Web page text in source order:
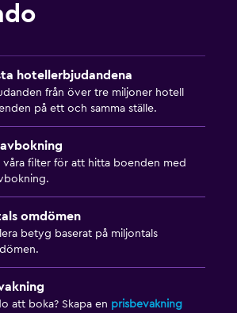
hotellerbjudandena
från över tre miljoner hotell
på ett och samma ställe.
våra filter för att hitta boenden med
omdömen
betyg baserat på miljontals
att boka? Skapa en prisbevakning